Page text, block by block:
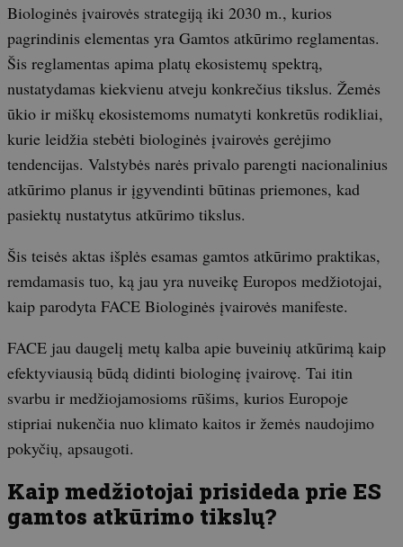
Biologinės įvairovės strategiją iki 2030 m., kurios
pagrindinis elementas yra Gamtos atkūrimo reglamentas.
Šis reglamentas apima platų ekosistemų spektrą,
nustatydamas kiekvienu atveju konkrečius tikslus. Žemės
ūkio ir miškų ekosistemoms numatyti konkretūs rodikliai,
kurie leidžia stebėti biologinės įvairovės gerėjimo
tendencijas. Valstybės narės privalo parengti nacionalinius
atkūrimo planus ir įgyvendinti būtinas priemones, kad
pasiektų nustatytus atkūrimo tikslus.
Šis teisės aktas išplės esamas gamtos atkūrimo praktikas,
remdamasis tuo, ką jau yra nuveikę Europos medžiotojai,
kaip parodyta FACE Biologinės įvairovės manifeste.
FACE jau daugelį metų kalba apie buveinių atkūrimą kaip
efektyviausią būdą didinti biologinę įvairovę. Tai itin
svarbu ir medžiojamosioms rūšims, kurios Europoje
stipriai nukenčia nuo klimato kaitos ir žemės naudojimo
pokyčių, apsaugoti.
Kaip medžiotojai prisideda prie ES
gamtos atkūrimo tikslų?